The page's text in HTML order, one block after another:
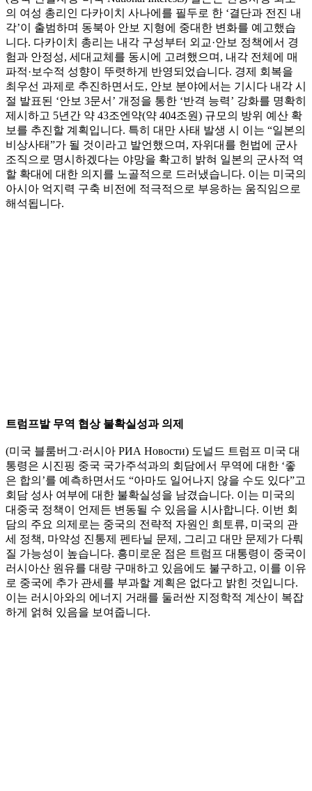
의 여성 총리인 다카이치 사나에를 필두로 한 ‘결단과 전진 내
각’이 출범하며 동북아 안보 지형에 중대한 변화를 예고했습
니다. 다카이치 총리는 내각 구성부터 외교·안보 정책에서 경
험과 안정성, 세대교체를 동시에 고려했으며, 내각 전체에 매
파적·보수적 성향이 뚜렷하게 반영되었습니다. 경제 회복을
최우선 과제로 추진하면서도, 안보 분야에서는 기시다 내각 시
절 발표된 ‘안보 3문서’ 개정을 통한 ‘반격 능력’ 강화를 명확히
제시하고 5년간 약 43조엔약(약 404조원) 규모의 방위 예산 확
보를 추진할 계획입니다. 특히 대만 사태 발생 시 이는 “일본의
비상사태”가 될 것이라고 발언했으며, 자위대를 헌법에 군사
조직으로 명시하겠다는 야망을 확고히 밝혀 일본의 군사적 역
할 확대에 대한 의지를 노골적으로 드러냈습니다. 이는 미국의
아시아 억지력 구축 비전에 적극적으로 부응하는 움직임으로
해석됩니다.
트럼프발 무역 협상 불확실성과 의제
(미국 블룸버그·러시아 РИА Новости) 도널드 트럼프 미국 대
통령은 시진핑 중국 국가주석과의 회담에서 무역에 대한 ‘좋
은 합의’를 예측하면서도 “아마도 일어나지 않을 수도 있다”고
회담 성사 여부에 대한 불확실성을 남겼습니다. 이는 미국의
대중국 정책이 언제든 변동될 수 있음을 시사합니다. 이번 회
담의 주요 의제로는 중국의 전략적 자원인 희토류, 미국의 관
세 정책, 마약성 진통제 펜타닐 문제, 그리고 대만 문제가 다뤄
질 가능성이 높습니다. 흥미로운 점은 트럼프 대통령이 중국이
러시아산 원유를 대량 구매하고 있음에도 불구하고, 이를 이유
로 중국에 추가 관세를 부과할 계획은 없다고 밝힌 것입니다.
이는 러시아와의 에너지 거래를 둘러싼 지정학적 계산이 복잡
하게 얽혀 있음을 보여줍니다.